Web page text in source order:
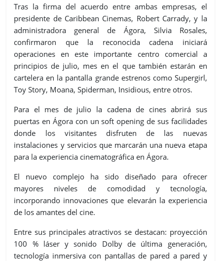
Tras la firma del acuerdo entre ambas empresas, el
presidente de Caribbean Cinemas, Robert Carrady, y la
administradora general de Ágora, Silvia Rosales,
confirmaron que la reconocida cadena iniciará
operaciones en este importante centro comercial a
principios de julio, mes en el que también estarán en
cartelera en la pantalla grande estrenos como Supergirl,
Toy Story, Moana, Spiderman, Insidious, entre otros.
Para el mes de julio la cadena de cines abrirá sus
puertas en Ágora con un soft opening de sus facilidades
donde los visitantes disfruten de las nuevas
instalaciones y servicios que marcarán una nueva etapa
para la experiencia cinematográfica en Ágora.
El nuevo complejo ha sido diseñado para ofrecer
mayores niveles de comodidad y tecnología,
incorporando innovaciones que elevarán la experiencia
de los amantes del cine.
Entre sus principales atractivos se destacan: proyección
100 % láser y sonido Dolby de última generación,
tecnología inmersiva con pantallas de pared a pared y